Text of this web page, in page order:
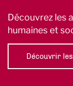
Découvrez les
humaines et
Découvrir